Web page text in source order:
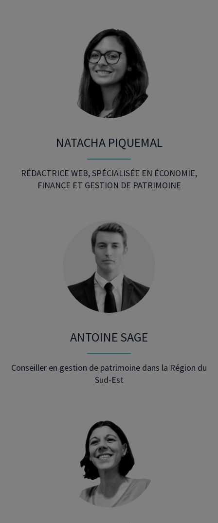
NATACHA PIQUEMAL
RÉDACTRICE WEB, SPÉCIALISÉE EN ÉCONOMIE,
FINANCE ET GESTION DE PATRIMOINE
ANTOINE SAGE
Conseiller en gestion de patrimoine dans la Région du
Sud-Est